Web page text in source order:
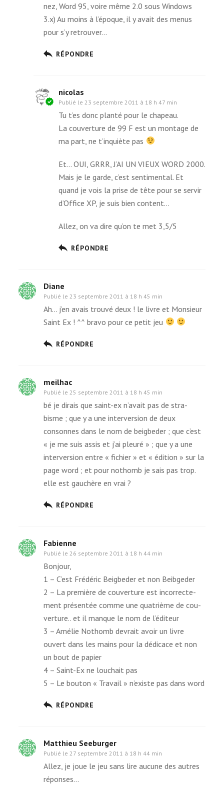
nez, Word 95, voire même 2.0 sous Windows
3.x) Au moins à l’époque, il y avait des menus
pour s’y retrouver…
RÉPONDRE
nicolas
Publié le 23 septembre 2011 à 18 h 47 min
Tu t’es donc planté pour le chapeau.
La cou­ver­ture de 99 F est un mon­tage de
ma part, ne t’inquiète pas
Et… OUI, GRRR, J’AI UN VIEUX WORD 2000.
Mais je le garde, c’est sen­ti­men­tal. Et
quand je vois la prise de tête pour se ser­vir
d’Office XP, je suis bien content…
Allez, on va dire qu’on te met 3,5/5
RÉPONDRE
Diane
Publié le 23 septembre 2011 à 18 h 45 min
Ah… j’en avais trouvé deux ! le livre et Monsieur
Saint Ex ! ^^ bravo pour ce petit jeu
RÉPONDRE
meilhac
Publié le 25 septembre 2011 à 18 h 45 min
bé je dirais que saint-ex n’avait pas de stra­
bisme ; que y a une inter­ver­sion de deux
consonnes dans le nom de beig­be­der ; que c’est
« je me suis assis et j’ai pleuré » ; que y a une
inter­ver­sion entre « fichier » et « édi­tion » sur la
page word ; et pour nothomb je sais pas trop.
elle est gau­chère en vrai ?
RÉPONDRE
Fabienne
Publié le 26 septembre 2011 à 18 h 44 min
Bonjour,
1 – C’est Frédéric Beigbeder et non Beibgeder
2 – La pre­mière de cou­ver­ture est incor­rec­te­
ment pré­sen­tée comme une qua­trième de cou­
ver­ture.. et il manque le nom de l’éditeur
3 – Amélie Nothomb devrait avoir un livre
ouvert dans les mains pour la dédi­cace et non
un bout de papier
4 – Saint-Ex ne lou­chait pas
5 – Le bou­ton « Travail » n’existe pas dans word
RÉPONDRE
Matthieu Seeburger
Publié le 27 septembre 2011 à 18 h 44 min
Allez, je joue le jeu sans lire aucune des autres
réponses…